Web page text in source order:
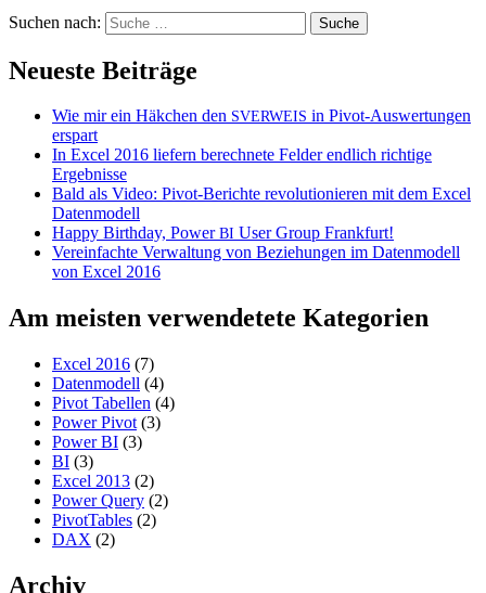
Suchen nach:
Neueste Beiträge
Wie mir ein Häkchen den SVERWEIS in Pivot-Auswertungen
erspart
In Excel 2016 liefern berechnete Felder endlich richtige
Ergebnisse
Bald als Video: Pivot-Berichte revolutionieren mit dem Excel
Datenmodell
Happy Birthday, PowerBI User Group Frankfurt!
Vereinfachte Verwaltung von Beziehungen im Datenmodell
von Excel 2016
Am meisten verwendetete Kategorien
Excel 2016 (7)
Datenmodell (4)
Pivot Tabellen (4)
Power Pivot (3)
Power BI (3)
BI (3)
Excel 2013 (2)
Power Query (2)
PivotTables (2)
DAX (2)
Archiv